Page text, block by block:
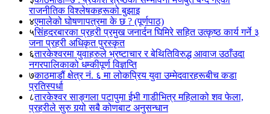
राजनीतिक विश्लेषकहरूको बुझाइ
४एमालेको घोषणापत्रमा के छ ? (पूर्णपाठ)
५सिंहदरबारका प्रहरी प्रमुख जनार्दन घिमिरे सहित उत्कृष्ठ कार्य गर्ने ३
जना प्रहरी अधिकृत पुरस्कृत
६तारकेश्वरमा युवाहरुले भ्रष्टाचार र बेथितिविरुद्ध आवाज उठाँउदा
नगरपालिकाको धम्कीपूर्ण विज्ञप्ति
७काठमाडौं क्षेत्र नं. ६ मा लोकप्रिय युवा उम्मेदवारहरूबीच कडा
प्रतिस्पर्धा
८तारकेश्वर साङ्गला पटापुमा ईभी गाडीभित्र महिलाको शव फेला,
प्रहरीले सुरु गर्‍यो सबै कोणबाट अनुसन्धान